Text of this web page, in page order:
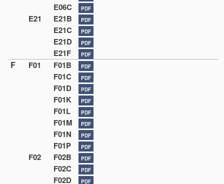
E06C PDF
E21 E21B PDF
E21C PDF
E21D PDF
E21F PDF
F F01 F01B PDF
F01C PDF
F01D PDF
F01K PDF
F01L PDF
F01M PDF
F01N PDF
F01P PDF
F02 F02B PDF
F02C PDF
F02D PDF